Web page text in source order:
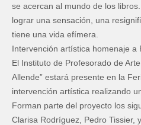
se acercan al mundo de los
lograr una sensación, una
tiene una vida efímera.
Intervención artística homenaje a
El Instituto de Profesorado de
Allende” estará presente en la
intervención artística realizando
Forman parte del proyecto los
Clarisa Rodríguez, Pedro Tissier,